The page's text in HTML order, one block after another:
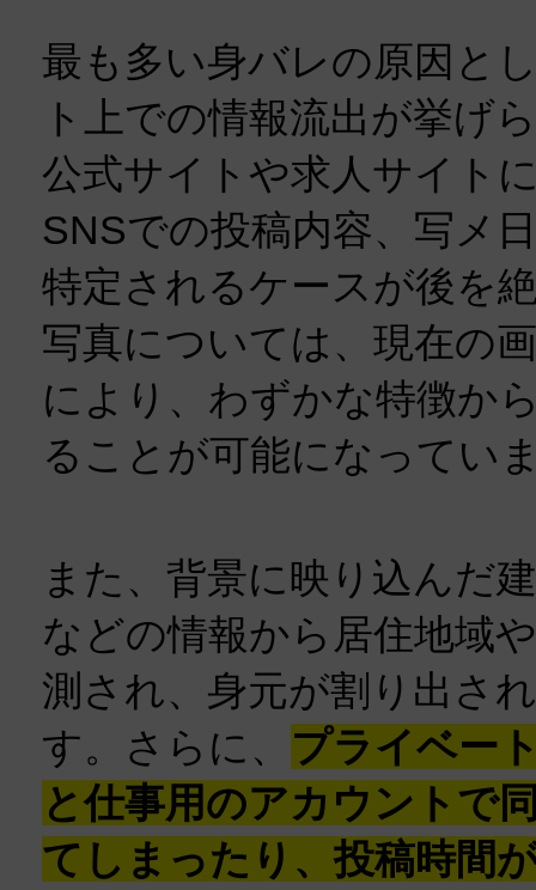
最も多い身バレの原因と
ト上での情報流出が挙げ
公式サイトや求人サイト
SNSでの投稿内容、写メ
特定されるケースが後を
写真については、現在の
により、わずかな特徴か
ることが可能になってい
また、背景に映り込んだ
などの情報から居住地域
測され、身元が割り出さ
す。さらに、 プライベー
と仕事用のアカウントで
てしまったり、投稿時間